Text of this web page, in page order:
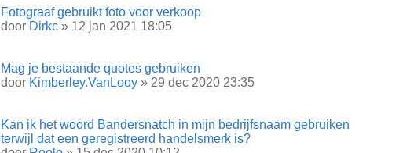
Fotograaf gebruikt foto voor verkoop
door Dirkc » 12 jan 2021 18:05
Mag je bestaande quotes gebruiken
door Kimberley.VanLooy » 29 dec 2020 23:35
Kan ik het woord Bandersnatch in mijn bedrijfsnaam gebruiken
terwijl dat een geregistreerd handelsmerk is?